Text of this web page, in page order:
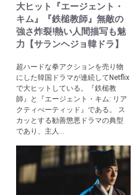
大ヒット『エージェント・
キム』『鉄槌教師』無敵の
強さ炸裂!熱い人間描写も魅
力【サランヘジョ韓ドラ】
超ハードな拳アクションを売り物
にした韓国ドラマが連続してNetflix
で大ヒットしている。『鉄槌教
師』と『エージェント・キム: リア
クティべーティッド』である。 ス
カッとする勧善懲悪ドラマの典型
であり、主人...